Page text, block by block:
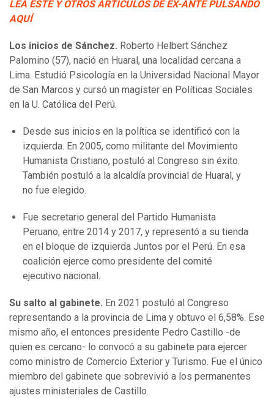
LEA ESTE Y OTROS ARTÍCULOS DE EX-ANTE PULSANDO
AQUÍ
Los inicios de Sánchez. Roberto Helbert Sánchez
Palomino (57), nació en Huaral, una localidad cercana a
Lima. Estudió Psicología en la Universidad Nacional Mayor
de San Marcos y cursó un magíster en Políticas Sociales
en la U. Católica del Perú.
Desde sus inicios en la política se identificó con la
izquierda. En 2005, como militante del Movimiento
Humanista Cristiano, postuló al Congreso sin éxito.
También postuló a la alcaldía provincial de Huaral, y
no fue elegido.
Fue secretario general del Partido Humanista
Peruano, entre 2014 y 2017, y representó a su tienda
en el bloque de izquierda Juntos por el Perú. En esa
coalición ejerce como presidente del comité
ejecutivo nacional.
Su salto al gabinete. En 2021 postuló al Congreso
representando a la provincia de Lima y obtuvo el 6,58%. Ese
mismo año, el entonces presidente Pedro Castillo -de
quien es cercano- lo convocó a su gabinete para ejercer
como ministro de Comercio Exterior y Turismo. Fue el único
miembro del gabinete que sobrevivió a los permanentes
ajustes ministeriales de Castillo.